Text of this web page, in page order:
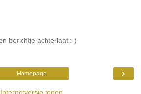
berichtje achterlaat :-)
›
Homepage
Internetversie tonen